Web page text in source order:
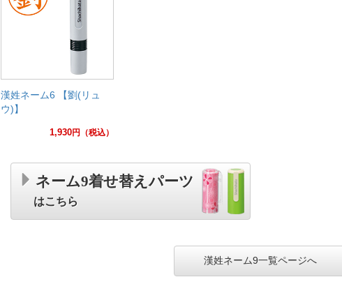
漢姓ネーム6 【劉(リュ
ウ)】
1,930円 （税込）
ネーム9着せ替えパーツ
はこちら
漢姓ネーム9一覧ページへ